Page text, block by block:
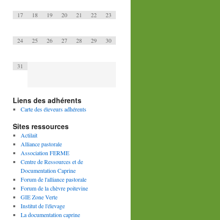
17 18 19 20 21 22 23
24 25 26 27 28 29 30
31
Liens des adhérents
Carte des éleveurs adhérents
Sites ressources
Actilait
Alliance pastorale
Association FERME
Centre de Ressources et de
Documentation Caprine
Forum de l'alliance pastorale
Forum de la chèvre poitevine
GIE Zone Verte
Institut de l'élevage
La documentation caprine